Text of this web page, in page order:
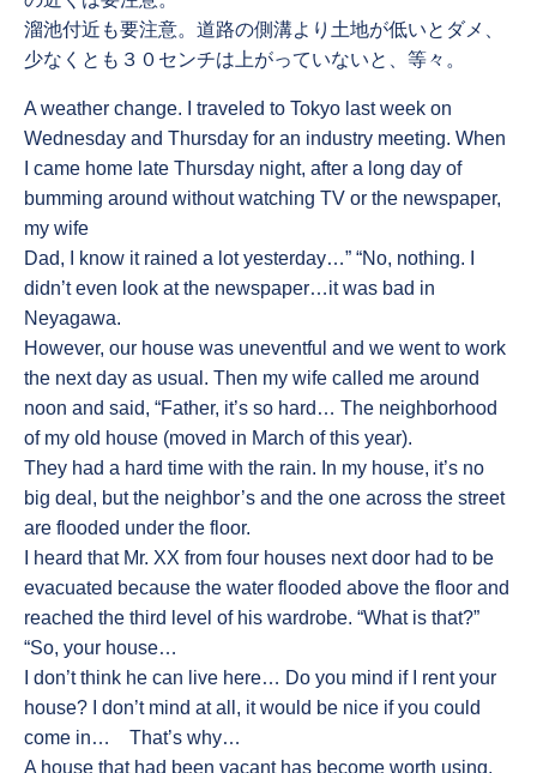
溜池付近も要注意。道路の側溝より土地が低いとダメ、
少なくとも３０センチは上がっていないと、等々。
A weather change. I traveled to Tokyo last week on
Wednesday and Thursday for an industry meeting. When
I came home late Thursday night, after a long day of
bumming around without watching TV or the newspaper,
my wife
Dad, I know it rained a lot yesterday…” “No, nothing. I
didn’t even look at the newspaper…it was bad in
Neyagawa.
However, our house was uneventful and we went to work
the next day as usual. Then my wife called me around
noon and said, “Father, it’s so hard… The neighborhood
of my old house (moved in March of this year).
They had a hard time with the rain. In my house, it’s no
big deal, but the neighbor’s and the one across the street
are flooded under the floor.
I heard that Mr. XX from four houses next door had to be
evacuated because the water flooded above the floor and
reached the third level of his wardrobe. “What is that?”
“So, your house…
I don’t think he can live here… Do you mind if I rent your
house? I don’t mind at all, it would be nice if you could
come in… That’s why…
A house that had been vacant has become worth using.